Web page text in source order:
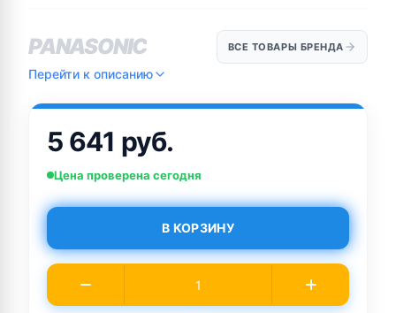
PANASONIC ВСЕ ТОВАРЫ БРЕНДА
Перейти к описанию
5 641 руб.
Цена проверена сегодня
В КОРЗИНУ